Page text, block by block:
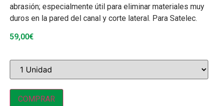
abrasión; especialmente útil para eliminar materiales muy
duros en la pared del canal y corte lateral. Para Satelec.
59,00€
COMPRAR